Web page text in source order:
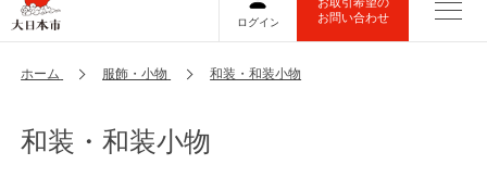
ホーム 服飾・小物 和装・和装小物
和装・和装小物